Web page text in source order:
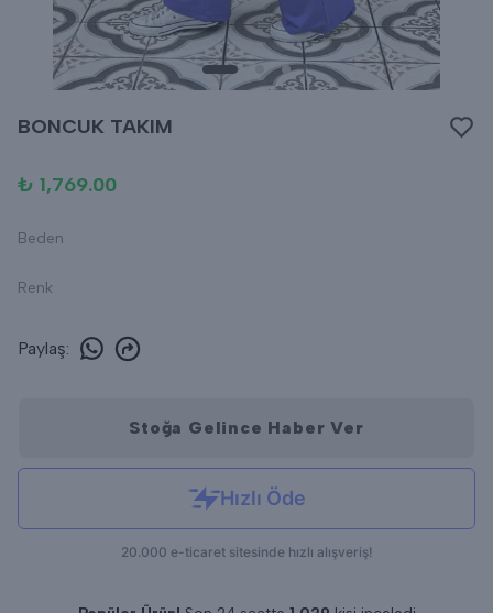
BONCUK TAKIM
₺ 1,769.00
Beden
Renk
Paylaş:
Stoğa Gelince Haber Ver